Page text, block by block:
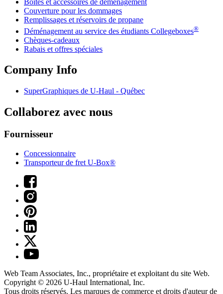
Boîtes et accessoires de déménagement
Couverture pour les dommages
Remplissages et réservoirs de propane
Déménagement au service des étudiants Collegeboxes®
Chèques-cadeaux
Rabais et offres spéciales
Company Info
SuperGraphiques de U-Haul - Québec
Collaborez avec nous
Fournisseur
Concessionnaire
Transporteur de fret U-Box®
Web Team Associates, Inc., propriétaire et exploitant du site Web.
Copyright © 2026 U-Haul International, Inc.
Tous droits réservés. Les marques de commerce et droits d'auteur de